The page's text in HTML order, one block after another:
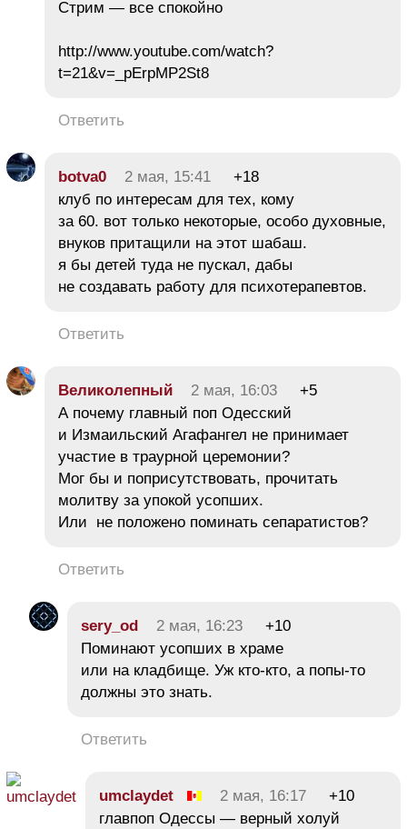
Стрим — все спокойно
http://www.youtube.com/watch?
t=21&v=_pErpMP2St8
Ответить
botva0 2 мая, 15:41
+18
клуб по интересам для тех, кому
за 60. вот только некоторые, особо духовные,
внуков притащили на этот шабаш.
я бы детей туда не пускал, дабы
не создавать работу для психотерапевтов.
Ответить
Великолепный 2 мая, 16:03
+5
А почему главный поп Одесский
и Измаильский Агафангел не принимает
участие в траурной церемонии?
Мог бы и поприсутствовать, прочитать
молитву за упокой усопших.
Или не положено поминать сепаратистов?
Ответить
sery_od 2 мая, 16:23
+10
Поминают усопших в храме
или на кладбище. Уж кто-кто, а попы-то
должны это знать.
Ответить
umclaydet 2 мая, 16:17
+10
главпоп Одессы — верный холуй